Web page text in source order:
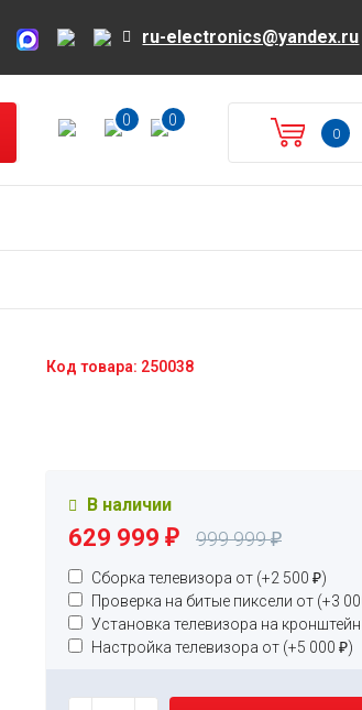
ru-electronics@yandex.ru
0 0
0
Код товара: 250038
В наличии
629 999 ₽ 999 999₽
Сборка телевизора от (+2 500 ₽)
Проверка на битые пиксели от (+3
Установка телевизора на
Настройка телевизора от (+5 000 ₽)